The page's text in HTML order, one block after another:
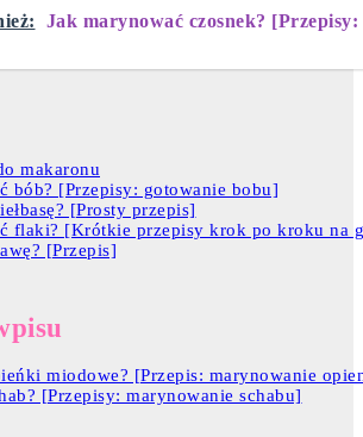
Jak marynować czosnek?
makaronu
bób? [Przepisy: gotowanie bobu]
[Prosty przepis]
flaki? [Krótkie przepisy krok po kroku na
[Przepis]
miodowe? [Przepis: marynowanie
[Przepisy: marynowanie schabu]